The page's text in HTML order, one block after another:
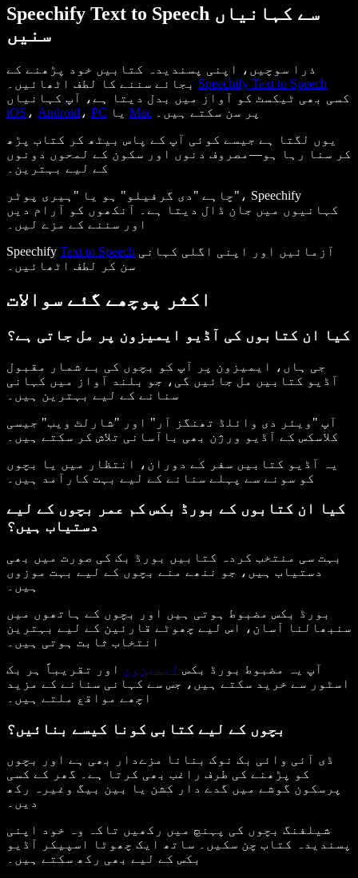
Speechify Text to Speech سے کہانیاں
سنیں
ذرا سوچیں، اپنی پسندیدہ کتابیں خود پڑھنے کے
Speechify Text to Speech
کسی بھی ٹیکسٹ کو آواز میں بدل دیتا ہے، آپ کہانیاں
iOS ، Android ، PC Mac
پر سن سکتے ہیں۔
یوں لگتا ہے جیسے کوئی آپ کے پاس بیٹھ کر کتاب پڑھ
کر سنا رہا ہو—مصروف دنوں اور سکون کے لمحوں دونوں
چاہے "دی گرفیلو" ہو یا "ہیری پوٹر"، Speechify
کہانیوں میں جان ڈال دیتا ہے۔ آنکھوں کو آرام دیں
اور سننے کے مزے لیں۔
Speechify Text to Speech
سن کر لطف اٹھائیں۔
اکثر پوچھے گئے سوالات
کیا ان کتابوں کی آڈیو ایمیزون پر مل جاتی ہے؟
جی ہاں، ایمیزون پر آپ کو بچوں کی بے شمار مقبول
آڈیو کتابیں مل جائیں گی، جو بلند آواز میں کہانی
آپ "ویئر دی وائلڈ تھنگز آر" اور "شارلٹ ویب" جیسی
کلاسکس کے آڈیو ورژن بھی باآسانی تلاش کر سکتے ہیں۔
یہ آڈیو کتابیں سفر کے دوران، انتظار میں یا بچوں
کو سونے سے پہلے سنانے کے لیے بہت کارآمد ہیں۔
کیا ان کتابوں کے بورڈ بکس کم عمر بچوں کے لیے
دستیاب ہیں؟
بہت سی منتخب کردہ کتابیں بورڈ بک کی صورت میں بھی
دستیاب ہیں، جو ننھے منے بچوں کے لیے بہت موزوں
بورڈ بکس مضبوط ہوتی ہیں اور بچوں کے ہاتھوں میں
سنبھالنا آسان، اس لیے چھوٹے قارئین کے لیے بہترین
انتخاب ثابت ہوتی ہیں۔
آپ یہ مضبوط بورڈ بکس ایمیزون اور تقریباً ہر بک
اسٹور سے خرید سکتے ہیں، جس سے کہانی سنانے کے مزید
اچھے مواقع ملتے ہیں۔
بچوں کے لیے کتابی کونا کیسے بنائیں؟
ڈی آئی وائی بک نوک بنانا مزےدار بھی ہے اور بچوں
کو پڑھنے کی طرف راغب بھی کرتا ہے۔ گھر کے کسی
پرسکون گوشے میں گدے دار کشن یا بین بیگ وغیرہ رکھ
دیں۔
شیلفنگ بچوں کی پہنچ میں رکھیں تاکہ وہ خود اپنی
پسندیدہ کتاب چن سکیں۔ ساتھ ایک چھوٹا اسپیکر آڈیو
بکس کے لیے بھی رکھ سکتے ہیں۔